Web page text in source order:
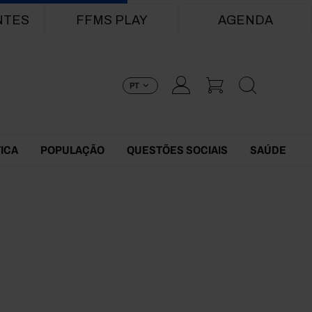
FFMS PLAY AGENDA
PT
POPULAÇÃO QUESTÕES SOCIAIS SAÚDE